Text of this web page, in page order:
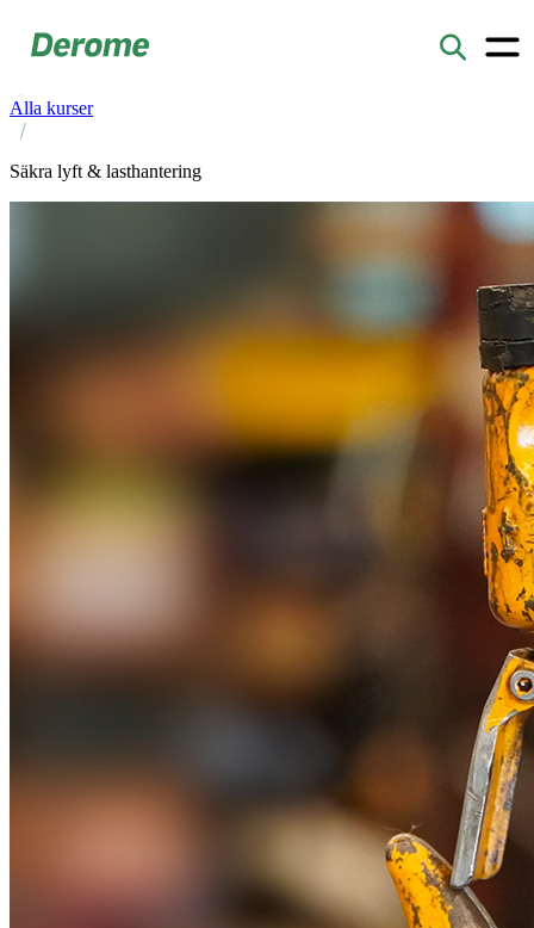
Utbildningar
Alla kurser
/
Säkra lyft & lasthantering